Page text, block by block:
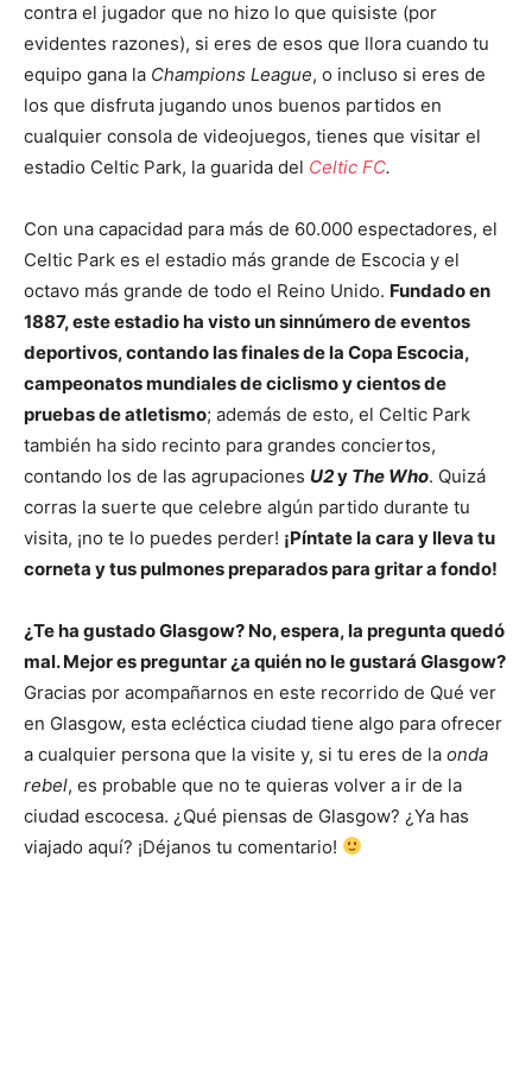
contra el jugador que no hizo lo que quisiste (por
evidentes razones), si eres de esos que llora cuando tu
equipo gana la Champions League, o incluso si eres de
los que disfruta jugando unos buenos partidos en
cualquier consola de videojuegos, tienes que visitar el
estadio Celtic Park, la guarida del Celtic FC.
Con una capacidad para más de 60.000 espectadores, el
Celtic Park es el estadio más grande de Escocia y el
octavo más grande de todo el Reino Unido. Fundado en
1887, este estadio ha visto un sinnúmero de eventos
deportivos, contando las finales de la Copa Escocia,
campeonatos mundiales de ciclismo y cientos de
pruebas de atletismo; además de esto, el Celtic Park
también ha sido recinto para grandes conciertos,
contando los de las agrupaciones U2y The Who. Quizá
corras la suerte que celebre algún partido durante tu
visita, ¡no te lo puedes perder! ¡Píntate la cara y lleva tu
corneta y tus pulmones preparados para gritar a fondo!
¿Te ha gustado Glasgow? No, espera, la pregunta quedó
mal. Mejor es preguntar ¿a quién no le gustará Glasgow?
Gracias por acompañarnos en este recorrido de Qué ver
en Glasgow, esta ecléctica ciudad tiene algo para ofrecer
a cualquier persona que la visite y, si tu eres de la onda
rebel, es probable que no te quieras volver a ir de la
ciudad escocesa. ¿Qué piensas de Glasgow? ¿Ya has
viajado aquí? ¡Déjanos tu comentario!